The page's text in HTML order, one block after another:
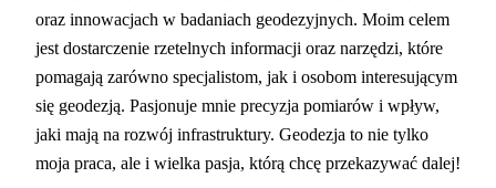
oraz innowacjach w badaniach geodezyjnych. Moim celem
jest dostarczenie rzetelnych informacji oraz narzędzi, które
pomagają zarówno specjalistom, jak i osobom interesującym
się geodezją. Pasjonuje mnie precyzja pomiarów i wpływ,
jaki mają na rozwój infrastruktury. Geodezja to nie tylko
moja praca, ale i wielka pasja, którą chcę przekazywać dalej!